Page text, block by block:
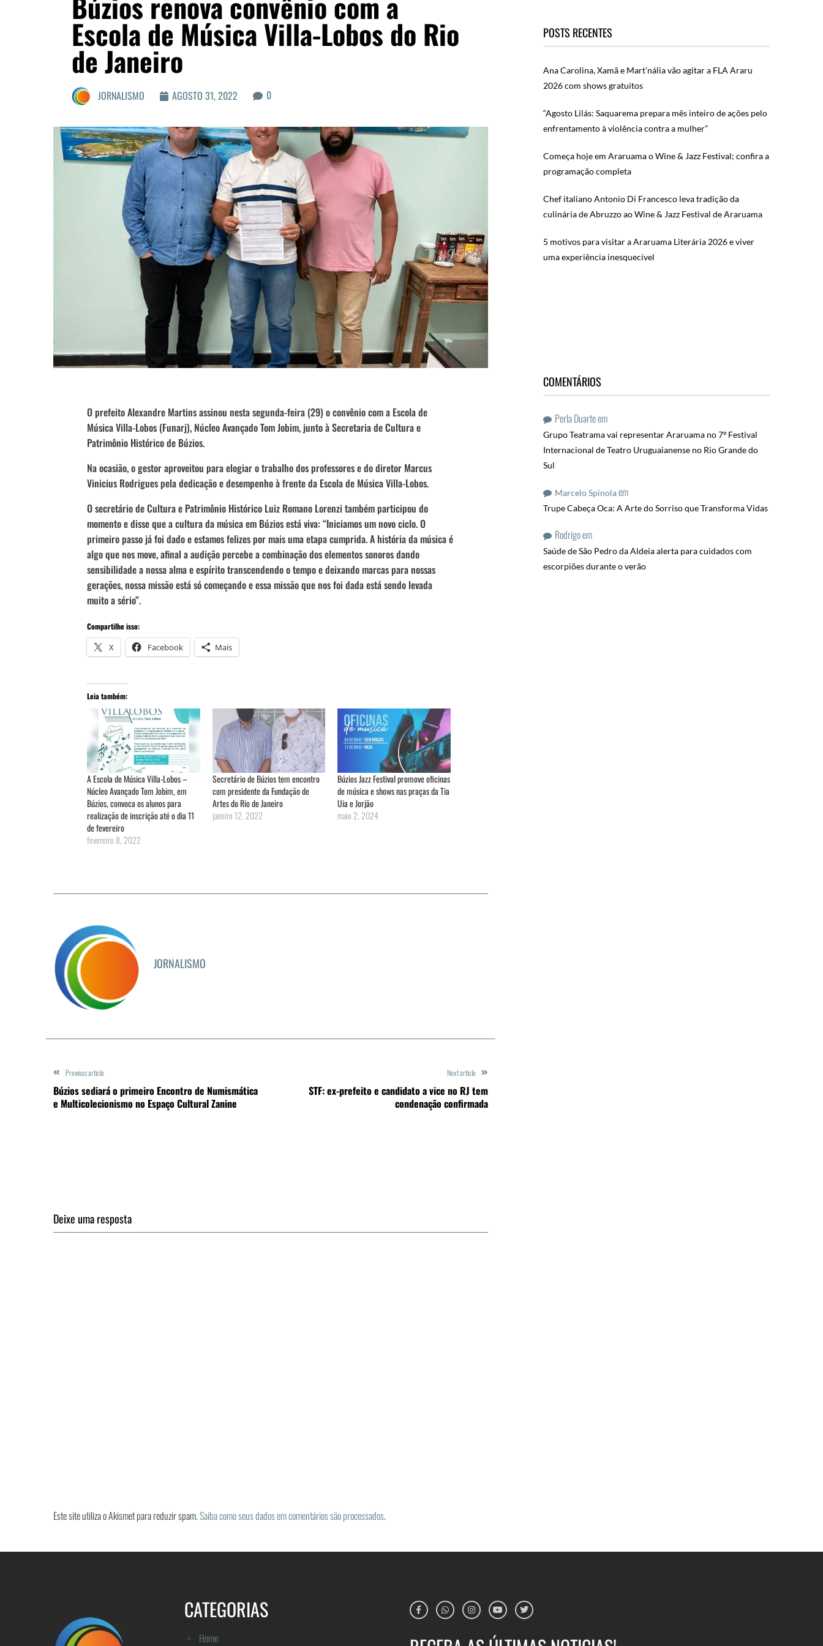
Escola de Música Villa-Lobos do Rio
de Janeiro
JORNALISMO AGOSTO 31, 2022 0
O prefeito Alexandre Martins assinou nesta segunda-feira (29) o convênio com a Escola de
Música Villa-Lobos (Funarj), Núcleo Avançado Tom Jobim, junto à Secretaria de Cultura e
Patrimônio Histórico de Búzios.
Na ocasião, o gestor aproveitou para elogiar o trabalho dos professores e do diretor Marcus
Vinicius Rodrigues pela dedicação e desempenho à frente da Escola de Música Villa-Lobos.
O secretário de Cultura e Patrimônio Histórico Luiz Romano Lorenzi também participou do
momento e disse que a cultura da música em Búzios está viva: “Iniciamos um novo ciclo. O
primeiro passo já foi dado e estamos felizes por mais uma etapa cumprida. A história da música é
algo que nos move, afinal a audição percebe a combinação dos elementos sonoros dando
sensibilidade a nossa alma e espírito transcendendo o tempo e deixando marcas para nossas
gerações, nossa missão está só começando e essa missão que nos foi dada está sendo levada
muito a sério”.
Compartilhe isso:
X Facebook Mais
Leia também:
A Escola de Música Villa-Lobos –
Núcleo Avançado Tom Jobim, em
Búzios, convoca os alunos para
realização de inscrição até o dia 11
de fevereiro
fevereiro 8, 2022
Secretário de Búzios tem encontro
com presidente da Fundação de
Artes do Rio de Janeiro
janeiro 12, 2022
Búzios Jazz Festival promove oficinas
de música e shows nas praças da Tia
Uia e Jorjão
maio 2, 2024
JORNALISMO
Previous article
Búzios sediará o primeiro Encontro de Numismática
e Multicolecionismo no Espaço Cultural Zanine
Next article
STF: ex-prefeito e candidato a vice no RJ tem
condenação confirmada
Deixe uma resposta
Este site utiliza o Akismet para reduzir spam.Saiba como seus dados em comentários são processados.
POSTS RECENTES
Ana Carolina, Xamã e Mart’nália vão agitar a FLA Araru
2026 com shows gratuitos
“Agosto Lilás: Saquarema prepara mês inteiro de ações pelo
enfrentamento à violência contra a mulher”
Começa hoje em Araruama o Wine & Jazz Festival; confira a
programação completa
Chef italiano Antonio Di Francesco leva tradição da
culinária de Abruzzo ao Wine & Jazz Festival de Araruama
5 motivos para visitar a Araruama Literária 2026 e viver
uma experiência inesquecível
COMENTÁRIOS
Perla Duarteem
Grupo Teatrama vai representar Araruama no 7º Festival
Internacional de Teatro Uruguaianense no Rio Grande do
Sul
Marcelo Spinolaem
Trupe Cabeça Oca: A Arte do Sorriso que Transforma Vidas
Rodrigoem
Saúde de São Pedro da Aldeia alerta para cuidados com
escorpiões durante o verão
CATEGORIAS
Home